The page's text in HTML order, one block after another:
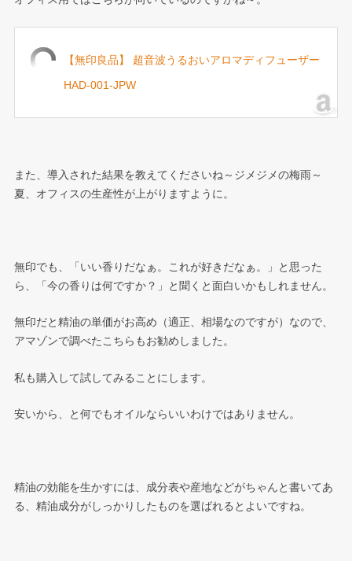
【無印良品】 超音波うるおいアロマディフューザー
HAD-001-JPW
また、導入された結果を教えてくださいね～ジメジメの梅雨～
夏、オフィスの生産性が上がりますように。
無印でも、「いい香りだなぁ。これが好きだなぁ。」と思った
ら、「今の香りは何ですか？」と聞くと面白いかもしれません。
無印だと精油の単価がお高め（適正、相場なのですが）なので、
アマゾンで調べたこちらもお勧めしました。
私も購入して試してみることにします。
安いから、と何でもオイルならいいわけではありません。
精油の効能を生かすには、成分表や産地などがちゃんと書いてあ
る、精油成分がしっかりしたものを選ばれるとよいですね。